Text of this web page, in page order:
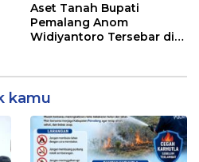
Aset Tanah Bupati
Pemalang Anom
Widiyantoro Tersebar di
kamu